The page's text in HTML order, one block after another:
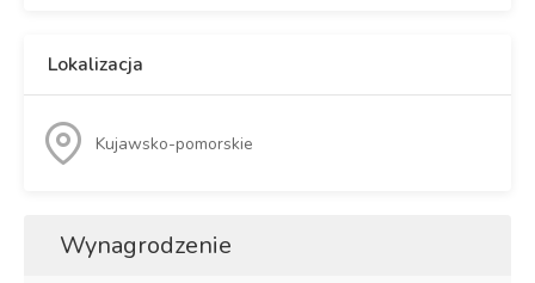
Lokalizacja
Kujawsko-pomorskie
Wynagrodzenie